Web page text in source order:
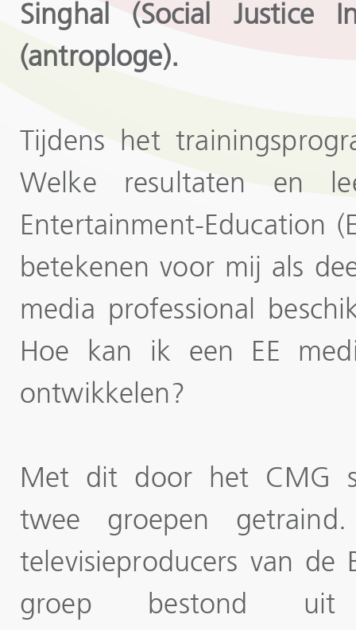
Singhal (Social Justice
(antroploge).
Tijdens het
Welke resultaten en
Entertainment-Education
betekenen voor mij als
media professional
Hoe kan ik een EE
ontwikkelen?
Met dit door het CMG
twee groepen
televisieproducers van de
groep bestond uit